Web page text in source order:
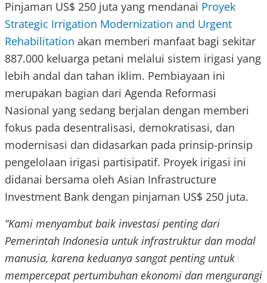
Pinjaman US$ 250 juta yang mendanai Proyek
Strategic Irrigation Modernization and Urgent
Rehabilitation akan memberi manfaat bagi sekitar
887.000 keluarga petani melalui sistem irigasi yang
lebih andal dan tahan iklim. Pembiayaan ini
merupakan bagian dari Agenda Reformasi
Nasional yang sedang berjalan dengan memberi
fokus pada desentralisasi, demokratisasi, dan
modernisasi dan didasarkan pada prinsip-prinsip
pengelolaan irigasi partisipatif. Proyek irigasi ini
didanai bersama oleh Asian Infrastructure
Investment Bank dengan pinjaman US$ 250 juta.
“Kami menyambut baik investasi penting dari
Pemerintah Indonesia untuk infrastruktur dan modal
manusia, karena keduanya sangat penting untuk
mempercepat pertumbuhan ekonomi dan mengurangi